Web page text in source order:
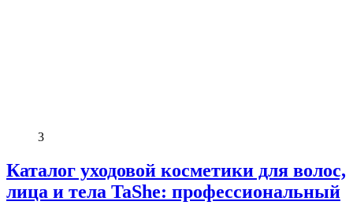
3
Каталог уходовой косметики для волос,
лица и тела TaShe: профессиональный